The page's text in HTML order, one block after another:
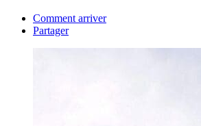
Comment arriver
Partager